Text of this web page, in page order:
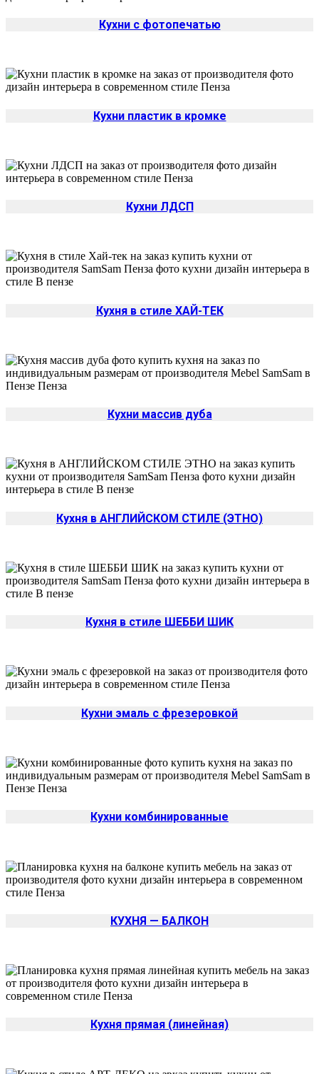
Кухни с фотопечатью
Кухни пластик в кромке
Кухни ЛДСП
Кухня в стиле ХАЙ-ТЕК
Кухни массив дуба
Кухня в АНГЛИЙСКОМ СТИЛЕ (ЭТНО)
Кухня в стиле ШЕББИ ШИК
Кухни эмаль с фрезеровкой
Кухни комбинированные
КУХНЯ — БАЛКОН
Кухня прямая (линейная)
Изменить